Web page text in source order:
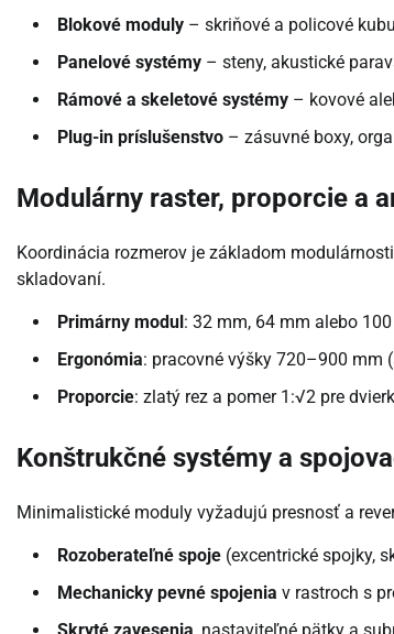
Blokové moduly – skriňové a policové
Panelové systémy – steny, akustické
Rámové a skeletové systémy – kovové
Plug-in príslušenstvo – zásuvné boxy,
Modulárny raster, proporcie a
Koordinácia rozmerov je základom
skladovaní.
Primárny modul : 32 mm, 64 mm alebo
Ergonómia: pracovné výšky 720–900 mm
Proporcie: zlatý rez a pomer 1:√2 pre
Konštrukčné systémy a
Minimalistické moduly vyžadujú presnosť a
Rozoberateľné spoje (excentrické spojky,
Mechanicky pevné spojenia v rastroch s